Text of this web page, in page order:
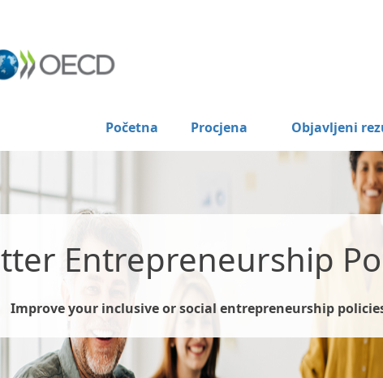
Početna Procjena Objavljeni
Entrepreneurship
Improve your inclusive or social entrepreneurship